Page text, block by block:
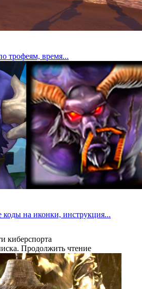
трофеям, время...
коды на иконки, инструкция...
киберспорта
Продолжить чтение